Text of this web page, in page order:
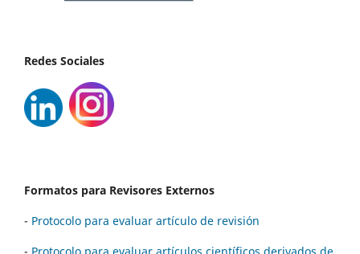
Redes Sociales
Formatos para Revisores Externos
- Protocolo para evaluar artículo de revisión